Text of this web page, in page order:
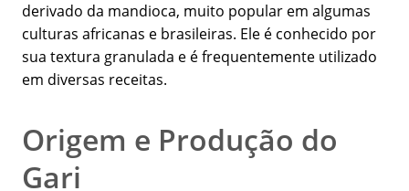
derivado da mandioca, muito popular em algumas
culturas africanas e brasileiras. Ele é conhecido por
sua textura granulada e é frequentemente utilizado
em diversas receitas.
Origem e Produção do
Gari